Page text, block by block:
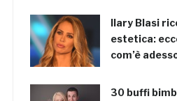
Ilary Blasi
estetica:
com’è
30 buffi